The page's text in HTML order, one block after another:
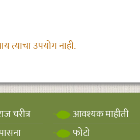
उपयोग नाही.
चरीत्र
आवश्यक माहीती
फोटो